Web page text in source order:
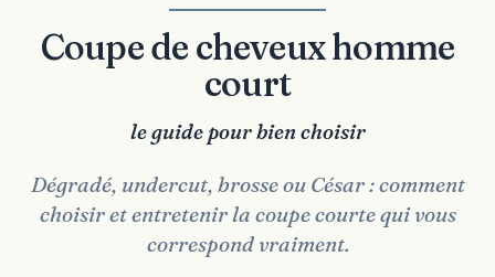
Coupe de cheveux homme
court
le guide pour bien choisir
Dégradé, undercut, brosse ou César : comment
choisir et entretenir la coupe courte qui vous
correspond vraiment.